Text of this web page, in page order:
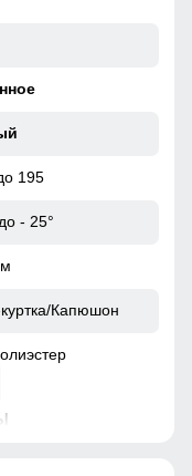
и защищены от
195
- 25°
Капюшон